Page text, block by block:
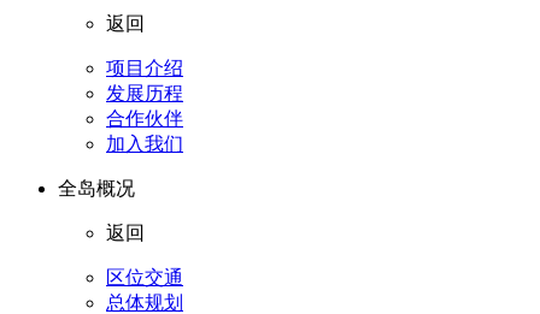
返回
项目介绍
发展历程
合作伙伴
加入我们
全岛概况
返回
区位交通
总体规划